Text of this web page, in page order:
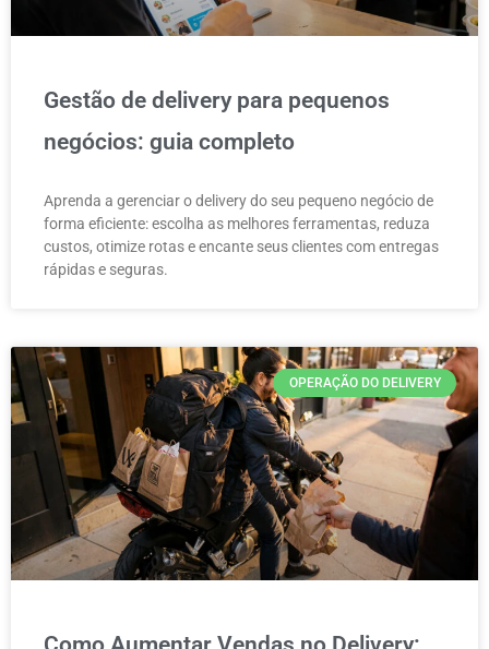
Gestão de delivery para pequenos
negócios: guia completo
Aprenda a gerenciar o delivery do seu pequeno negócio de
forma eficiente: escolha as melhores ferramentas, reduza
custos, otimize rotas e encante seus clientes com entregas
rápidas e seguras.
OPERAÇÃO DO DELIVERY